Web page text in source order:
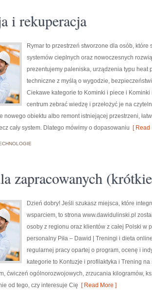
i rekuperacja
Rymar to przestrzeń stworzone dla osób,
systemów cieplnych oraz nowoczesnych
prezentujemy paleniska, urządzenia typu heat
techniczne z myślą o wygodzie,
Ciekawe kategorie to Kominki i piece i
centrum zebrać wiedzę i przełożyć je na
nowego obiektu albo remont istniejącej przestrzeni,
cały system. Dlatego mówimy o dopasowaniu [ Read
zapracowanych
Dzień dobry! Jeśli szukasz miejsca, które
wsparciem, to strona www.dawidulinski.pl
osoby z regionu oraz klientów z całej Polski w
personalny Piła – Dawid | Treningi i dieta
regularnej pracy opartej o program, ocenę i
kategorie to Kontuzje i profilaktyka i Trening
ćwiczeń ogólnorozwojowych, zrzucania kilogramów,
od tego, czy interesuje Cię [ Read More ]